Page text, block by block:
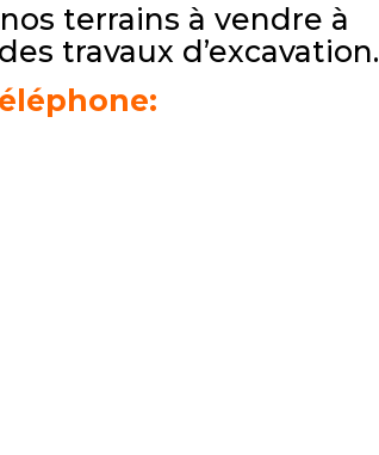
terrains à vendre à
travaux d’excavation.